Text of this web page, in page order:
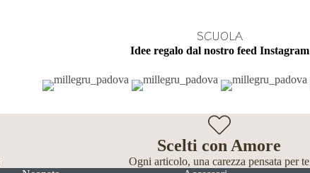
SCUOLA
Idee regalo dal nostro feed Instagram
Scelti con Amore
Ogni articolo, una carezza pensata per te